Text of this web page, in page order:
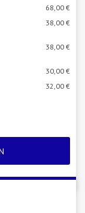
68,00 €
38,00 €
38,00 €
30,00 €
32,00 €